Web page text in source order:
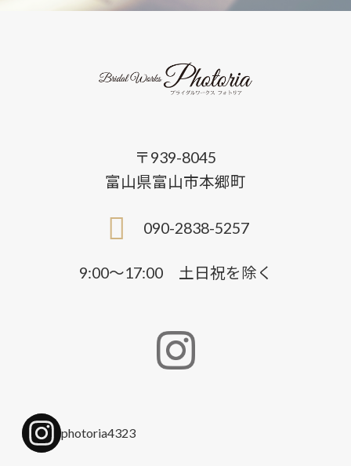
〒939-8045
富山県富山市本郷町
090-2838-5257
9:00〜17:00 土日祝を除く
photoria4323